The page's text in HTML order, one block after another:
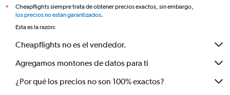
*
Cheapflights siempre trata de obtener precios exactos, sin embargo,
los precios no están garantizados.
Esta es la razón:
Cheapflights no es el vendedor.
Agregamos montones de datos para ti
¿Por qué los precios no son 100% exactos?